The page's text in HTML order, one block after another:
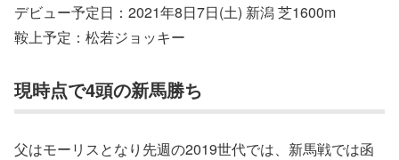
デビュー予定日：2021年8日7日(土) 新潟 芝1600m
鞍上予定：松若ジョッキー
現時点で4頭の新馬勝ち
父はモーリスとなり先週の2019世代では、新馬戦では函